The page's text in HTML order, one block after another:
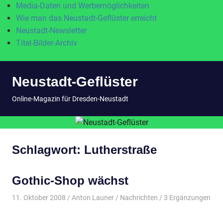
Media-Daten und Werbemöglichkeiten
Wie man das Neustadt-Geflüster erreicht
Neustadt-Newsletter
Titel-Bilder-Archiv
InhaltNeustadt-Geflüster
Online-Magazin für Dresden-Neustadt
Schlagwort: Lutherstraße
Gothic-Shop wächst
11. Oktober 2008 Anton Launer Nachrichten / 3 Ergänzungen